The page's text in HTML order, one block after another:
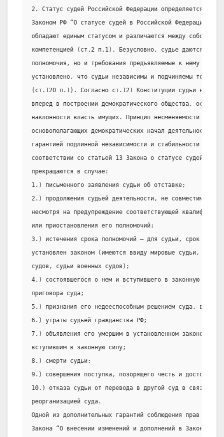
2. Статус судей Российской Федерации определяется
Законом РФ “О статусе судей в Российской Федерации”.
обладают единым статусом и различаются между собой
компетенцией (ст.2 п.1). Безусловно, судье даются
полномочия, но и требования предъявляемые к нему —
установлено, что судьи независимы и подчиняемы только
(ст.120 п.1). Согласно ст.121 Конституции судьи
вперед в построении демократического общества,
наклонности власть имущих. Принцип несменяемости
основополагающих демократических начал деятельности
гарантией подлинной независимости и стабильности в
соответствии со статьей 13 Закона о статусе судей
прекращаются в случае:
1.) письменного заявления судьи об отставке;
2.) продолжения судьей деятельности, не совместимой с
несмотря на предупреждение соответствующей
или приостановления его полномочий;
3.) истечения срока полномочий — для судьи, срок
установлен законом (имеются ввиду мировые судьи, судьи
судов, судьи военных судов);
4.) состоявшегося о нем и вступившего в законную силу
приговора суда;
5.) признания его недееспособным решением суда,
6.) утраты судьей гражданства РФ;
7.) объявления его умершим в установленном законом
вступившим в законную силу;
8.) смерти судьи;
9.) совершения поступка, позорящего честь и
10.) отказа судьи от перевода в другой суд в связи с
реорганизацией суда.
Одной из дополнительных гарантий соблюдения прав судьи
Закона “О внесении изменений и дополнений в Закон о